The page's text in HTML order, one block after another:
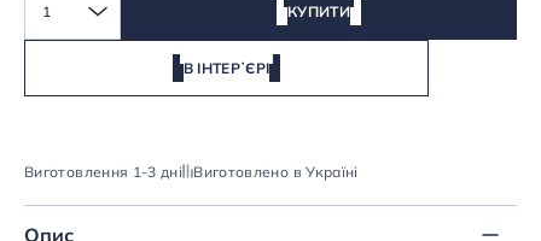
1 КУПИТИ
В ІНТЕРʼЄРІ
Виготовлення 1-3 дні Виготовлено в Україні
Опис